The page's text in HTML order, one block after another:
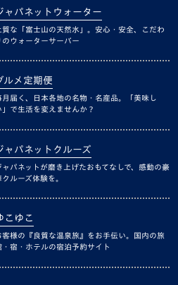
ャパネットウォーター
質な「富士山の天然水」。安心・安全、こだわ
のウォーターサーバー
ルメ定期便
月届く、日本各地の名物・名産品。「美味し
」で生活を変えませんか？
ャパネットクルーズ
ャパネットが磨き上げたおもてなしで、感動の豪
クルーズ体験を。
こゆこ
客様の『良質な温泉旅』をお手伝い。国内の旅
・宿・ホテルの宿泊予約サイト